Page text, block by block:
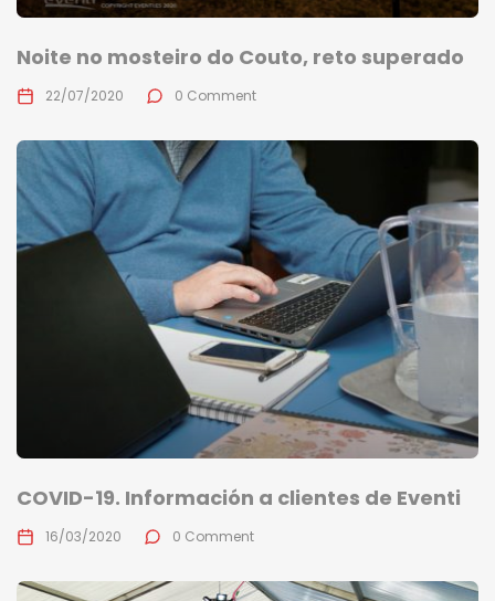
Noite no mosteiro do Couto, reto superado
22/07/2020 0 Comment
COVID-19. Información a clientes de Eventi
16/03/2020 0 Comment